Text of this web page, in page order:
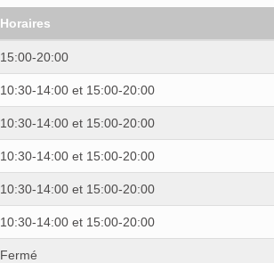
Horaires
15:00-20:00
10:30-14:00 et 15:00-20:00
10:30-14:00 et 15:00-20:00
10:30-14:00 et 15:00-20:00
10:30-14:00 et 15:00-20:00
10:30-14:00 et 15:00-20:00
Fermé